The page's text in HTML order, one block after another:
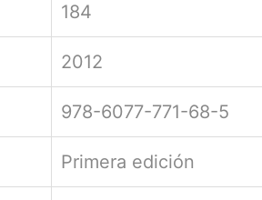
184
2012
978-6077-771-68-5
Primera edición